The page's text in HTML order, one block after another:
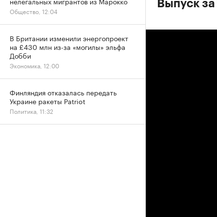
Выпуск
Общество, 12:04
В Британии изменили энергопроект
на £430 млн из-за «могилы» эльфа
Добби
Экономика, 12:00
Финляндия отказалась передать
Украине ракеты Patriot
Политика, 11:32